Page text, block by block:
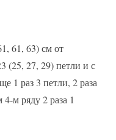
61, 63) см от
(25, 27, 29) петли и с
1 раз 3 петли, 2 раза
м ряду 2 раза 1